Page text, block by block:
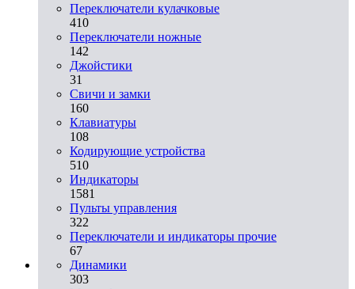
Переключатели кулачковые
410
Переключатели ножные
142
Джойстики
31
Свичи и замки
160
Клавиатуры
108
Кодирующие устройства
510
Индикаторы
1581
Пульты управления
322
Переключатели и индикаторы прочие
67
Динамики
303